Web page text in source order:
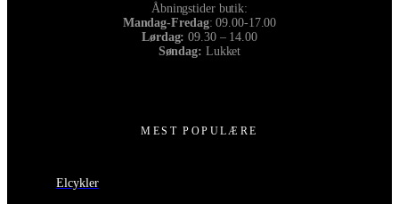
Åbningstider butik:
Mandag-Fredag: 09.00-17.00
Lørdag:09.30 – 14.00
Søndag: Lukket
MEST POPULÆRE
Elcykler